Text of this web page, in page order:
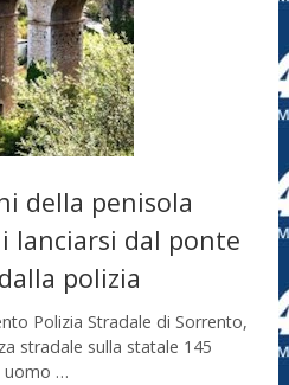
della penisola
lanciarsi dal ponte
polizia
Polizia Stradale di Sorrento,
stradale sulla statale 145
uomo …